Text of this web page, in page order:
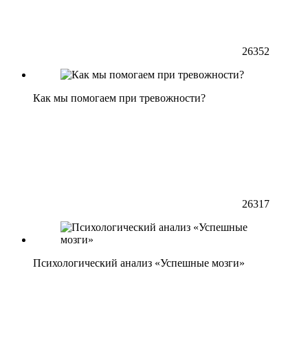
26352
Как мы помогаем при тревожности?
26317
Психологический анализ «Успешные мозги»